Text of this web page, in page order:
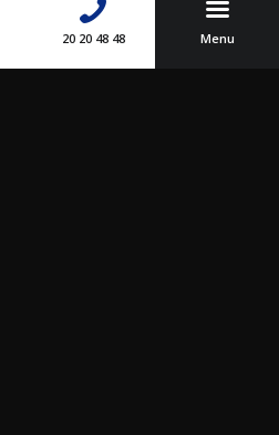
Elektronisk
adgangskontrol
20 20 48 48 Menu